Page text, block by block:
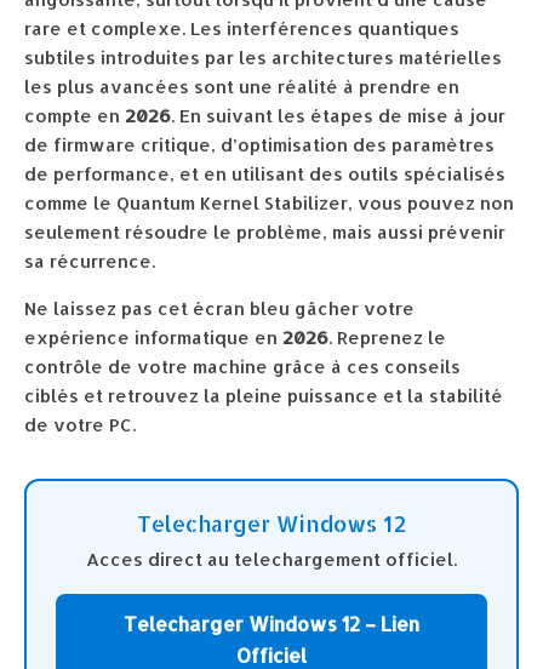
rare et complexe. Les interférences quantiques
subtiles introduites par les architectures matérielles
les plus avancées sont une réalité à prendre en
compte en 2026. En suivant les étapes de mise à jour
de firmware critique, d’optimisation des paramètres
de performance, et en utilisant des outils spécialisés
comme le Quantum Kernel Stabilizer, vous pouvez non
seulement résoudre le problème, mais aussi prévenir
sa récurrence.
Ne laissez pas cet écran bleu gâcher votre
expérience informatique en 2026. Reprenez le
contrôle de votre machine grâce à ces conseils
ciblés et retrouvez la pleine puissance et la stabilité
de votre PC.
Telecharger Windows 12
Acces direct au telechargement officiel.
Telecharger Windows 12 – Lien
Officiel